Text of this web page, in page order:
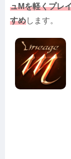
ュMを軽くプレ
すめします。